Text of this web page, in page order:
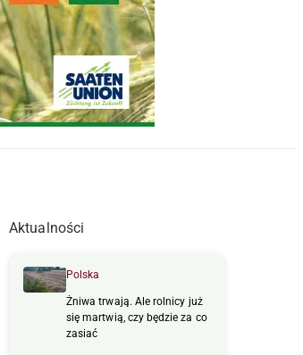
Aktualności
Polska
Żniwa trwają. Ale rolnicy już
się martwią, czy będzie za co
zasiać